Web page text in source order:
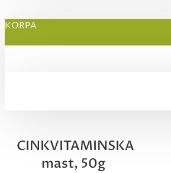
KORPA
CINKVITAMINSKA
mast, 50g